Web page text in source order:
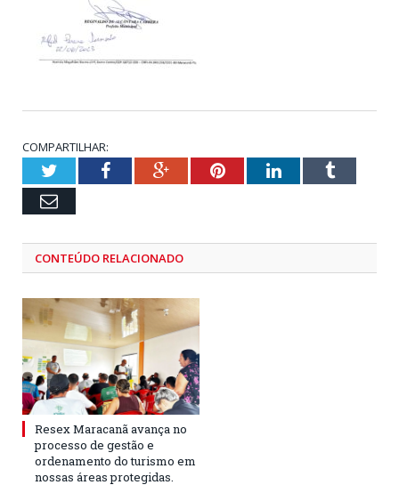
COMPARTILHAR:
TwitterFacebookGoogle+PinterestLinkedInTumblr
Email
CONTEÚDO RELACIONADO
Resex Maracanã avança no
processo de gestão e
ordenamento do turismo em
nossas áreas protegidas.